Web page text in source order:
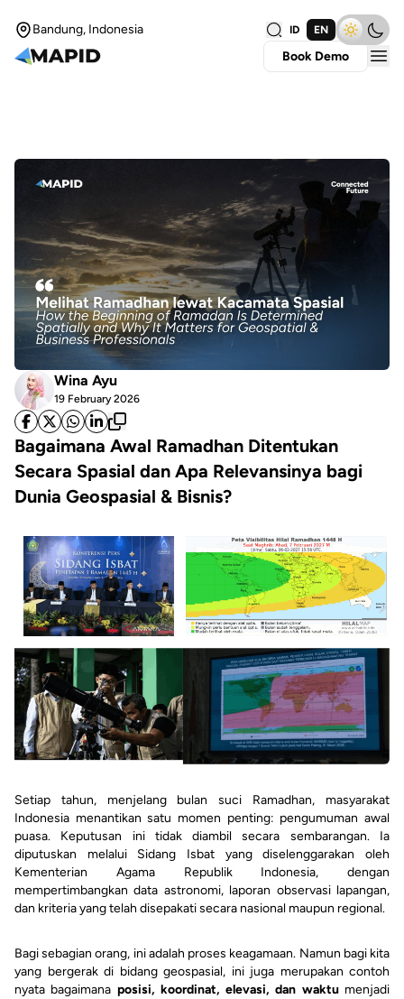
Bandung, Indonesia ID EN
Book Demo
Wina Ayu
19 February 2026
Bagaimana Awal Ramadhan Ditentukan
Secara Spasial dan Apa Relevansinya bagi
Dunia Geospasial & Bisnis?
Setiap tahun, menjelang bulan suci Ramadhan, masyarakat
Indonesia menantikan satu momen penting: pengumuman awal
puasa. Keputusan ini tidak diambil secara sembarangan. Ia
diputuskan melalui Sidang Isbat yang diselenggarakan oleh
Kementerian Agama Republik Indonesia, dengan
mempertimbangkan data astronomi, laporan observasi lapangan,
dan kriteria yang telah disepakati secara nasional maupun regional.
Bagi sebagian orang, ini adalah proses keagamaan. Namun bagi kita
yang bergerak di bidang geospasial, ini juga merupakan contoh
nyata bagaimana posisi, koordinat, elevasi, dan waktumenjadi